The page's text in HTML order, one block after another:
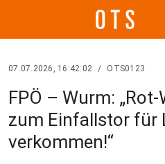
07.07.2026, 16:42:02 / OTS0123
FPÖ – Wurm:
zum Einfallstor für
verkommen!“